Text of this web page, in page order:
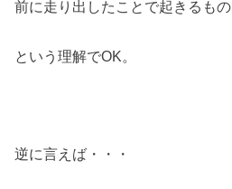
前に走り出したことで起きるもの
という理解でOK。
逆に言えば・・・